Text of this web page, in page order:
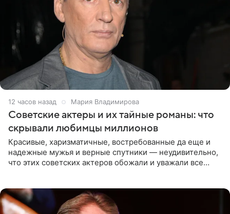
12 часов назад Мария Владимирова
Советские актеры и их тайные романы: что
скрывали любимцы миллионов
Красивые, харизматичные, востребованные да еще и
надежные мужья и верные спутники — неудивительно,
что этих советских актеров обожали и уважали все